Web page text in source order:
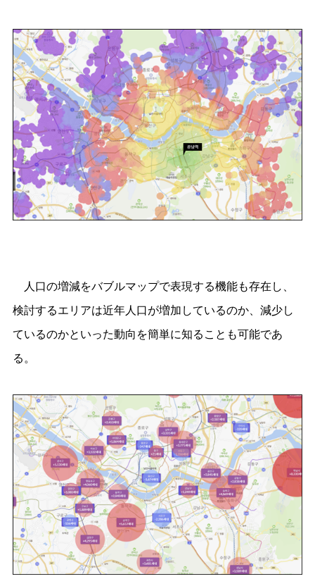
人口の増減をバブルマップで表現する機能も存在し、
検討するエリアは近年人口が増加しているのか、減少し
ているのかといった動向を簡単に知ることも可能であ
る。